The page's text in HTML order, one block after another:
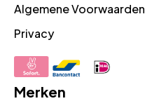
Algemene Voorwaarden
Privacy
Merken